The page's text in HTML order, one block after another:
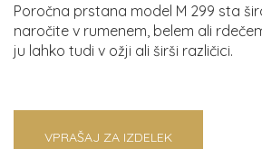
Poročna prstana model M 299 sta
naročite v rumenem, belem ali
ju lahko tudi v ožji ali širši različici.
VPRAŠAJ ZA IZDELEK